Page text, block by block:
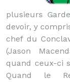
plusieurs
devoir, y
chef du
(Jason
quand ceux-ci
Quand le